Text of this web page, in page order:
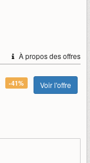
À propos des offres
-41% Voir l'offre